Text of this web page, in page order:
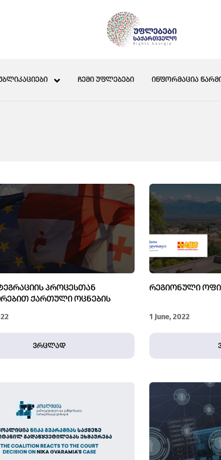
ᲩᲔᲛᲘ ᲣᲤᲚᲔᲑᲔᲑᲘ ᲘᲜᲤᲝᲠᲛᲐᲪᲘᲐ
ᲞᲠᲝᲪᲔᲡᲗᲐᲜ
ᲥᲐᲠᲗᲣᲚᲘ ᲝᲪᲜᲔᲑᲘᲡ
ვრცლად
ᲠᲔᲒᲘᲝᲜᲣᲚᲘ
1 June, 2022